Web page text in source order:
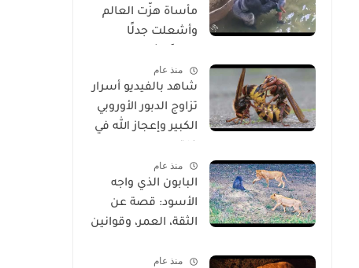
مأساة هزّت العالم
وأشعلت جدلًا
بالفيديو
منذ عام
شاهد بالفيديو أسرار
تزاوج الدبور الأوروبي
الكبير وإعجاز الله في
منذ عام
البابون الذي واجه
الأسود: قصة عن
الثقة، العمر، وقوانين
منذ عام